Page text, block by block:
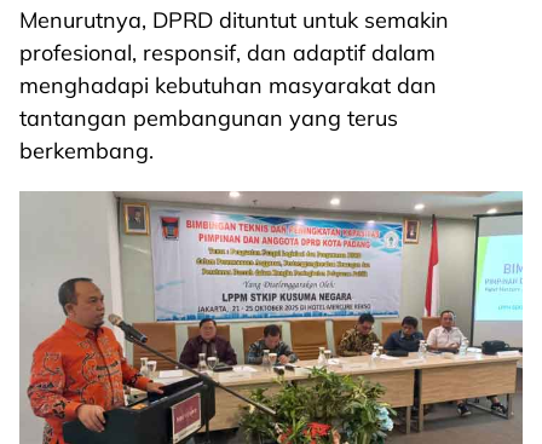
Menurutnya, DPRD dituntut untuk semakin
profesional, responsif, dan adaptif dalam
menghadapi kebutuhan masyarakat dan
tantangan pembangunan yang terus
berkembang.